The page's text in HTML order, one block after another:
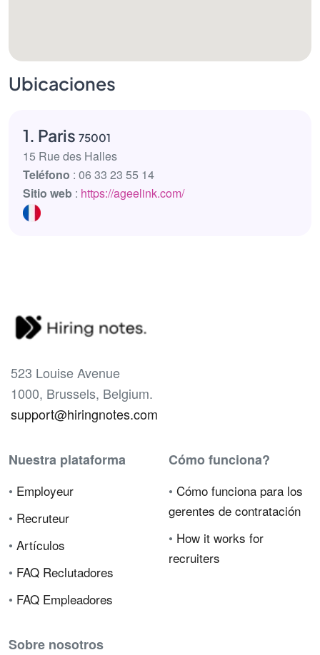
Ubicaciones
1. Paris 75001
15 Rue des Halles
Teléfono : 06 33 23 55 14
Sitio web : https://ageelink.com/
523 Louise Avenue
1000, Brussels, Belgium.
support@hiringnotes.com
Nuestra plataforma
• Employeur
• Recruteur
• Artículos
• FAQ Reclutadores
• FAQ Empleadores
Cómo funciona?
• Cómo funciona para los
gerentes de contratación
• How it works for
recruiters
Sobre nosotros